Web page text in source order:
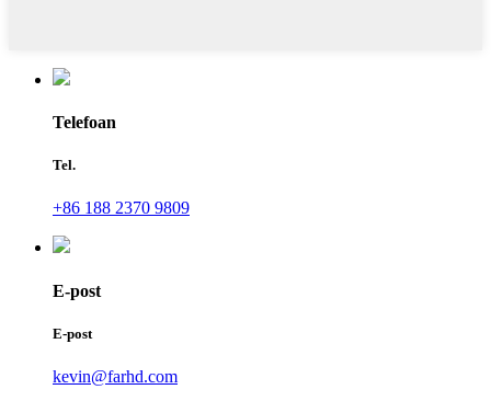
Telefoan
Tel.
+86 188 2370 9809
E-post
E-post
kevin@farhd.com